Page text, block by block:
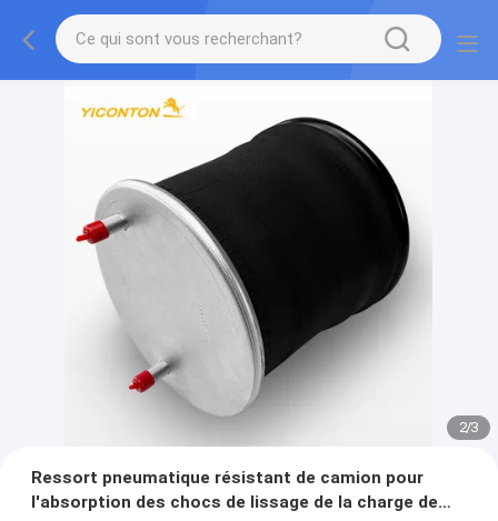
2/3
Ressort pneumatique résistant de camion pour
l'absorption des chocs de lissage de la charge de